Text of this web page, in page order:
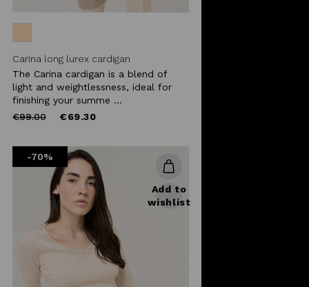
Carina long lurex cardigan
The Carina cardigan is a blend of
light and weightlessness, ideal for
finishing your summe ...
Price
€99.00to €69.30
-70%
Add to
wishlist